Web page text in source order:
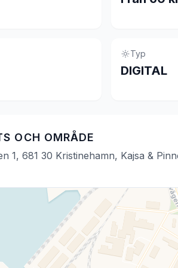
Typ
DIGITAL
OCH OMRÅDE
1, 681 30 Kristinehamn, Kajsa &